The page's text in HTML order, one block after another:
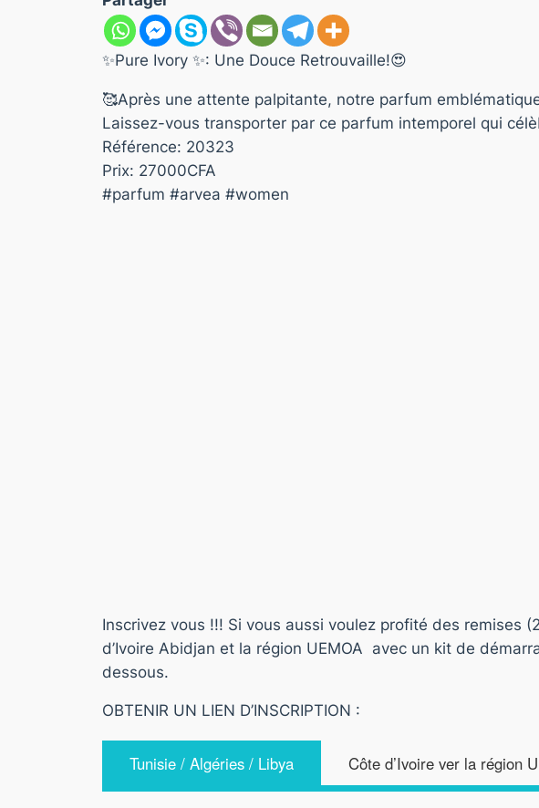
✨Pure Ivory ✨: Une Douce Retrouvaille!😍
🥰Après une attente palpitante, notre parfum
Laissez-vous transporter par ce parfum intemporel qui
Référence: 20323
Prix: 27000CFA
#parfum #arvea #women
Inscrivez vous !!! Si vous aussi voulez profité des remises
d’Ivoire Abidjan et la région UEMOA avec un kit de
dessous.
OBTENIR UN LIEN D’INSCRIPTION :
Tunisie / Algéries / Libya Côte d’Ivoire ver la région